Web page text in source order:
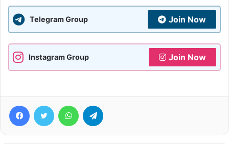
Telegram Group Join Now
Instagram Group Join Now
FacebookTwitter WhatsApp